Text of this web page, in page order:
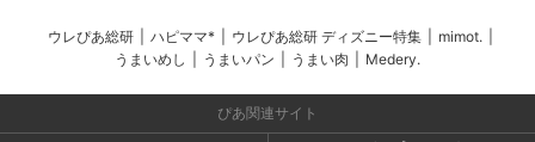
ウレぴあ総研 ハピママ* ウレぴあ総研 ディズニー特集 mimot.
うまいめし
うまいパン うまい肉 Medery.
ぴあ関連サイト